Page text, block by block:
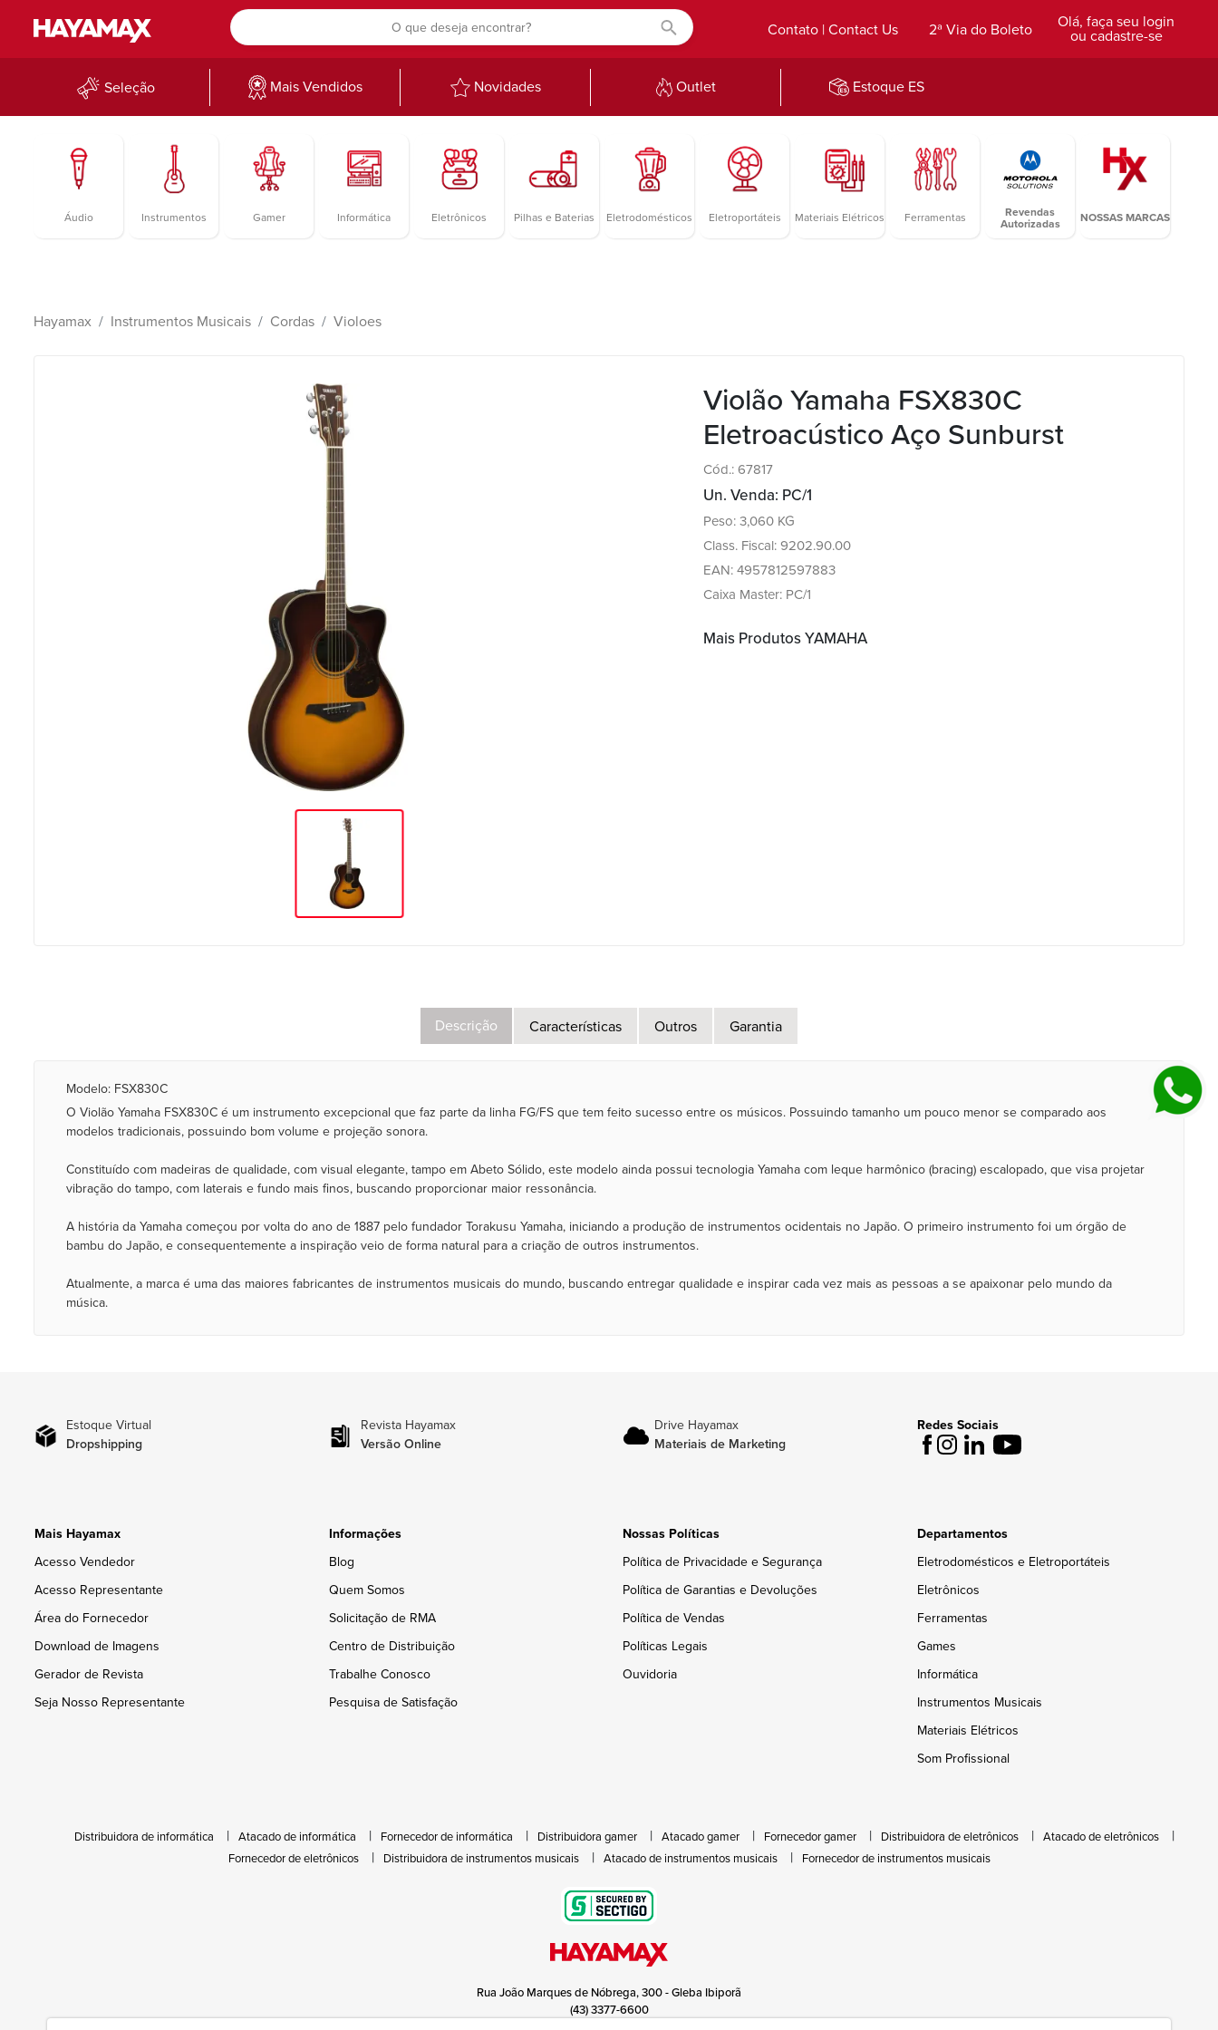
Olá, faça seu login
ou cadastre-se
2ª Via do Boleto
Contato | Contact Us
Seleção Mais Vendidos Novidades Outlet Estoque ES
Áudio Instrumentos Gamer Informática Eletrônicos Pilhas e Baterias Eletrodomésticos Eletroportáteis Materiais Elétricos Ferramentas
Revendas
Autorizadas
NOSSAS MARCAS
Hayamax Instrumentos Musicais Cordas Violoes
Violão Yamaha FSX830C
Eletroacústico Aço Sunburst
Cód.: 67817
Un. Venda: PC/1
Peso: 3,060 KG
Class. Fiscal: 9202.90.00
EAN: 4957812597883
Caixa Master: PC/1
Mais Produtos YAMAHA
Descrição Características Outros Garantia
Modelo: FSX830C
O Violão Yamaha FSX830C é um instrumento excepcional que faz parte da linha FG/FS que tem feito sucesso entre os músicos. Possuindo tamanho um pouco menor se comparado aos
modelos tradicionais, possuindo bom volume e projeção sonora.
Constituído com madeiras de qualidade, com visual elegante, tampo em Abeto Sólido, este modelo ainda possui tecnologia Yamaha com leque harmônico (bracing) escalopado, que visa projetar
vibração do tampo, com laterais e fundo mais finos, buscando proporcionar maior ressonância.
A história da Yamaha começou por volta do ano de 1887 pelo fundador Torakusu Yamaha, iniciando a produção de instrumentos ocidentais no Japão. O primeiro instrumento foi um órgão de
bambu do Japão, e consequentemente a inspiração veio de forma natural para a criação de outros instrumentos.
Atualmente, a marca é uma das maiores fabricantes de instrumentos musicais do mundo, buscando entregar qualidade e inspirar cada vez mais as pessoas a se apaixonar pelo mundo da
música.
Estoque Virtual
Dropshipping
Revista Hayamax
Versão Online
Drive Hayamax
Materiais de Marketing
Redes Sociais
Mais Hayamax
Acesso Vendedor
Acesso Representante
Área do Fornecedor
Download de Imagens
Gerador de Revista
Seja Nosso Representante
Informações
Blog
Quem Somos
Solicitação de RMA
Centro de Distribuição
Trabalhe Conosco
Pesquisa de Satisfação
Nossas Políticas
Política de Privacidade e Segurança
Política de Garantias e Devoluções
Política de Vendas
Políticas Legais
Ouvidoria
Departamentos
Eletrodomésticos e Eletroportáteis
Eletrônicos
Ferramentas
Games
Informática
Instrumentos Musicais
Materiais Elétricos
Som Profissional
Distribuidora de informática Atacado de informática Fornecedor de informática Distribuidora gamer Atacado gamer Fornecedor gamer Distribuidora de eletrônicos
Atacado de eletrônicos
Fornecedor de eletrônicos
Distribuidora de instrumentos musicais Atacado de instrumentos musicais Fornecedor de instrumentos musicais
Rua João Marques de Nóbrega, 300 - Gleba Ibiporã
(43) 3377-6600